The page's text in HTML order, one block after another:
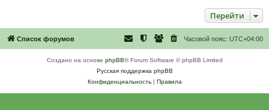
и
е
Перейти
Список форумов Часовой пояс: UTC+04:00
Создано на основе phpBB® Forum Software © phpBB Limited
Русская поддержка phpBB
Конфиденциальность| Правила